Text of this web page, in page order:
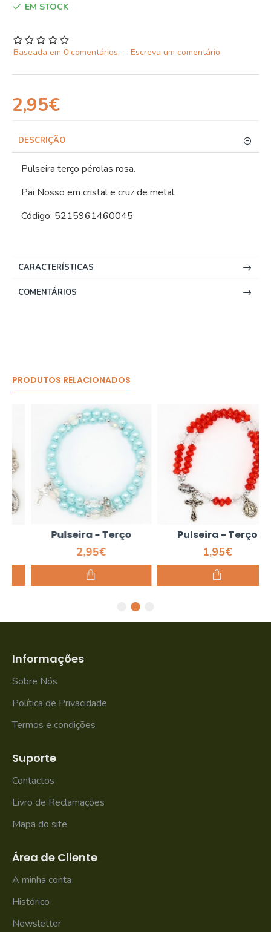
EM STOCK
Baseada em 0 comentários. - Escreva um comentário
2,95€
DESCRIÇÃO
Pulseira terço pérolas rosa.
Pai Nosso em cristal e cruz de metal.
Código: 5215961460045
CARACTERÍSTICAS
COMENTÁRIOS
PRODUTOS RELACIONADOS
Pulseira - Terço
2,95€
Pulseira - Terço
1,95€
Informações
Sobre Nós
Política de Privacidade
Termos e condições
Suporte
Contactos
Livro de Reclamações
Mapa do site
Área de Cliente
A minha conta
Histórico
Newsletter